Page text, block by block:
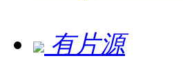
有片源